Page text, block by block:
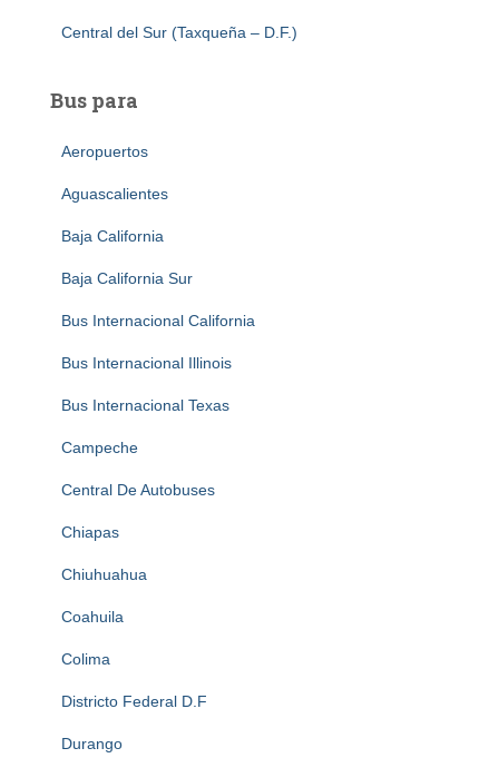
Central del Sur (Taxqueña – D.F.)
Bus para
Aeropuertos
Aguascalientes
Baja California
Baja California Sur
Bus Internacional California
Bus Internacional Illinois
Bus Internacional Texas
Campeche
Central De Autobuses
Chiapas
Chiuhuahua
Coahuila
Colima
Districto Federal D.F
Durango